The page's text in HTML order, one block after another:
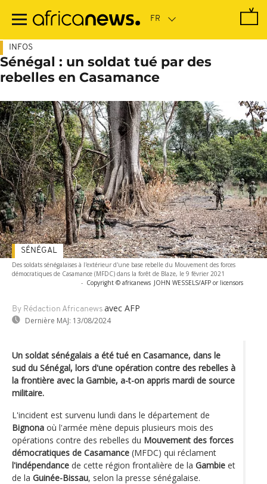
contenu
INFOS
Sénégal : un soldat tué par des
rebelles en Casamance
Des soldats sénégalaises à l'extérieur d'une base rebelle du Mouvement des forces
démocratiques de Casamance (MFDC) dans la forêt de Blaze, le 9 février 2021
- Copyright © africanews JOHN WESSELS/AFP or licensors
By Rédaction Africanews avec AFP
Dernière MAJ: 13/08/2024
SÉNÉGAL
Un soldat sénégalais a été tué en Casamance, dans le
sud du Sénégal, lors d'une opération contre des rebelles à
la frontière avec la Gambie, a-t-on appris mardi de source
militaire.
L'incident est survenu lundi dans le département de
Bignona où l'armée mène depuis plusieurs mois des
opérations contre des rebelles du Mouvement des forces
démocratiques de Casamance (MFDC) qui réclament
l'indépendance de cette région frontalière de la Gambie et
de la Guinée-Bissau, selon la presse sénégalaise.